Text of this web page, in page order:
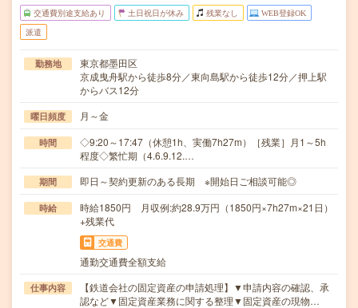
交通費別途支給あり 土日祝日が休み 残業なし WEB登録OK
派遣
勤務地
東京都墨田区
京成曳舟駅から徒歩8分／東向島駅から徒歩12分／押上駅
からバス12分
曜日頻度 月～金
時間
◇9:20～17:47（休憩1h、実働7h27m）［残業］月1～5h
程度◇繁忙期（4.6.9.12.…
期間 即日～契約更新のある長期 ※開始日ご相談可能◎
時給
時給1850円 月収例:約28.9万円（1850円×7h27m×21日）
+残業代
交通費
通勤交通費全額支給
仕事内容
【鉄道会社の固定資産の申請処理】▼申請内容の確認、承
認など▼固定資産業務に関する整理▼固定資産の現物…